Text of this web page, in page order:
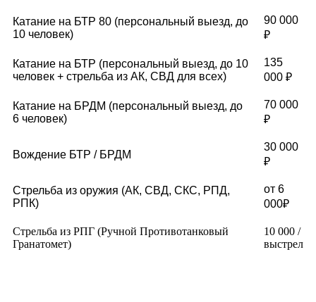
Катание на БТР 80 (персональный выезд, до
10 человек)
90 000
₽
Катание на БТР (персональный выезд, до 10
человек + стрельба из АК, СВД для всех)
135
000 ₽
Катание на БРДМ (персональный выезд, до
6 человек)
70 000
₽
Вождение БТР / БРДМ
30 000
₽
Стрельба из оружия (АК, СВД, СКС, РПД,
РПК)
от 6
000₽
Стрельба из РПГ (Ручной Противотанковый
Гранатомет)
10 000 /
выстрел